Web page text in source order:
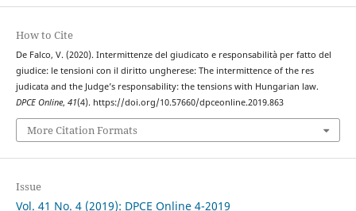
How to Cite
De Falco, V. (2020). Intermittenze del giudicato e responsabilità per fatto del
giudice: le tensioni con il diritto ungherese: The intermittence of the res
judicata and the Judge’s responsability: the tensions with Hungarian law.
DPCE Online, 41(4). https://doi.org/10.57660/dpceonline.2019.863
More Citation Formats
Issue
Vol. 41 No. 4 (2019): DPCE Online 4-2019